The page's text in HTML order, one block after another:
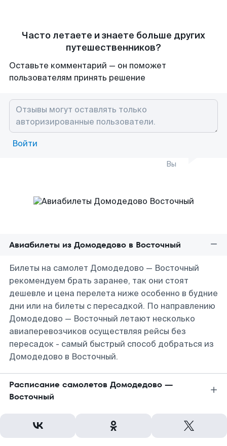
Часто летаете и знаете больше других
путешественников?
Оставьте комментарий — он поможет
пользователям принять решение
Войти
Вы
Авиабилеты из Домодедово в Восточный
Билеты на самолет Домодедово — Восточный
рекомендуем брать заранее, так они стоят
дешевле и цена перелета ниже особенно в будние
дни или на билеты с пересадкой. По направлению
Домодедово — Восточный летают несколько
авиаперевозчиков осуществляя рейсы без
пересадок - самый быстрый способ добраться из
Домодедово в Восточный.
Расписание самолетов Домодедово —
Восточный